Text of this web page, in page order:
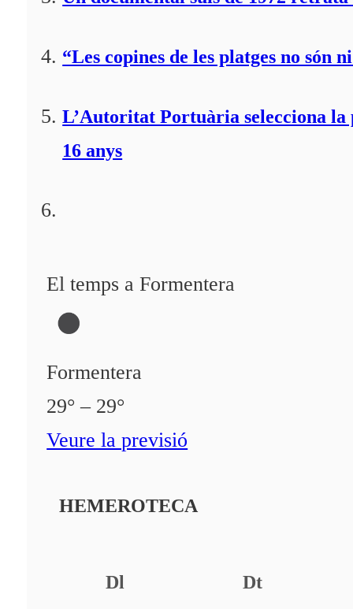
“Les copines de les platges no
L’Autoritat Portuària selecciona
16 anys
El temps a Formentera
Formentera
29° – 29°
Veure la previsió
HEMEROTECA
Dl Dt